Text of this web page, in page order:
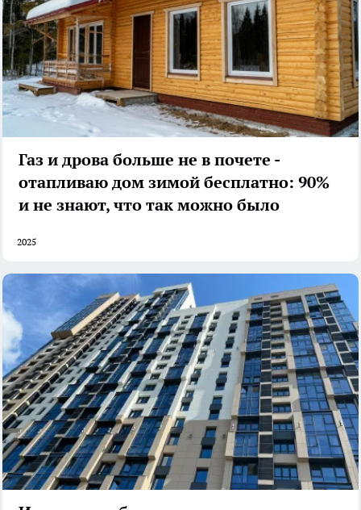
Газ и дрова больше не в почете -
отапливаю дом зимой бесплатно: 90%
и не знают, что так можно было
2025